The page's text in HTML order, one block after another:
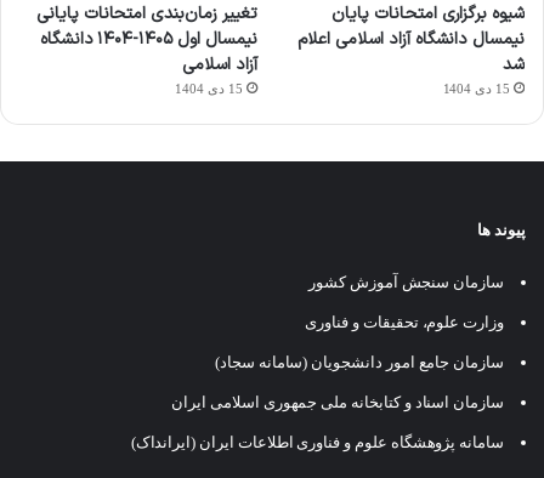
شیوه برگزاری امتحانات پایان
نیمسال دانشگاه آزاد اسلامی اعلام
شد
15 دی 1404
تغییر زمان‌بندی امتحانات پایانی
نیمسال اول ۱۴۰۵-۱۴۰۴ دانشگاه
آزاد اسلامی
15 دی 1404
پیوند ها
سازمان سنجش آموزش کشور
وزارت علوم، تحقیقات و فناوری
سازمان جامع امور دانشجویان (سامانه سجاد)
سازمان اسناد و کتابخانه ملی جمهوری اسلامی ایران
سامانه پژوهشگاه علوم و فناوری اطلاعات ایران (ایرانداک)